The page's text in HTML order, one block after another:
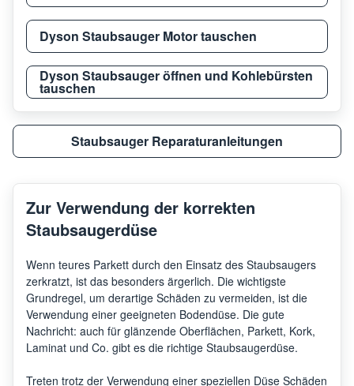
Dyson Staubsauger Motor tauschen
Dyson Staubsauger öffnen und Kohlebürsten
tauschen
Staubsauger Reparaturanleitungen
Zur Verwendung der korrekten
Staubsaugerdüse
Wenn teures Parkett durch den Einsatz des Staubsaugers
zerkratzt, ist das besonders ärgerlich. Die wichtigste
Grundregel, um derartige Schäden zu vermeiden, ist die
Verwendung einer geeigneten Bodendüse. Die gute
Nachricht: auch für glänzende Oberflächen, Parkett, Kork,
Laminat und Co. gibt es die richtige Staubsaugerdüse.
Treten trotz der Verwendung einer speziellen Düse Schäden